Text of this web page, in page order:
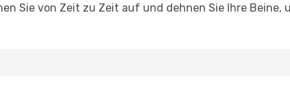
Sie von Zeit zu Zeit auf und dehnen Sie Ihre